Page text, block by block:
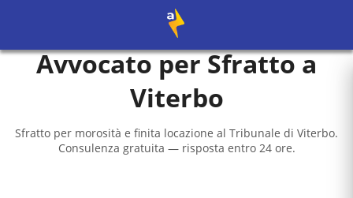
Avvocato per Sfratto a
Viterbo
Sfratto per morosità e finita locazione al Tribunale di Viterbo.
Consulenza gratuita — risposta entro 24 ore.